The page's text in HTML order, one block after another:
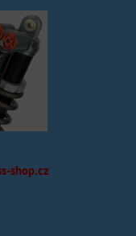
shop.cz